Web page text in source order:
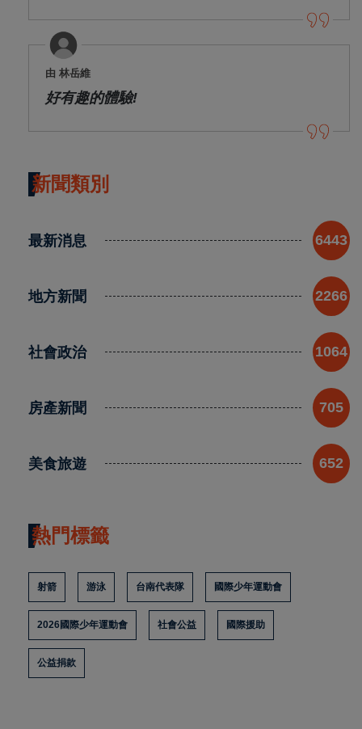
由 林岳維
好有趣的體驗!
新聞類別
最新消息 6443
地方新聞 2266
社會政治 1064
房產新聞 705
美食旅遊 652
熱門標籤
射箭 游泳 台南代表隊 國際少年運動會
2026國際少年運動會 社會公益 國際援助
公益捐款